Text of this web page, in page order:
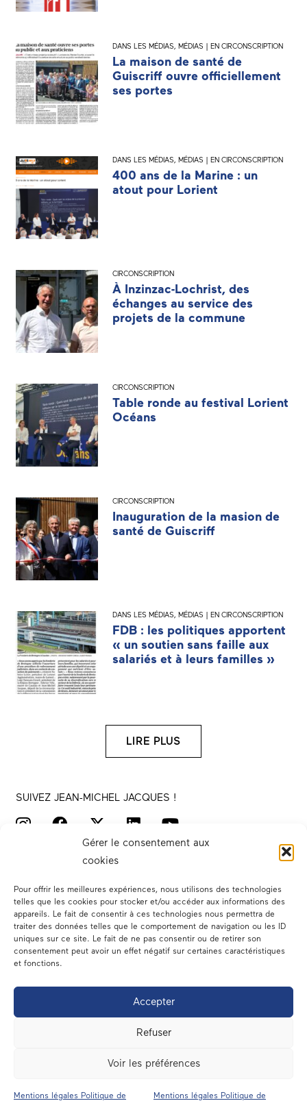
Gérer le consentement aux
cookies
Pour offrir les meilleures expériences, nous utilisons des technologies
telles que les cookies pour stocker et/ou accéder aux informations des
appareils. Le fait de consentir à ces technologies nous permettra de
traiter des données telles que le comportement de navigation ou les ID
uniques sur ce site. Le fait de ne pas consentir ou de retirer son
consentement peut avoir un effet négatif sur certaines caractéristiques
et fonctions.
Accepter
Refuser
Voir les préférences
Mentions légales Politique de Mentions légales Politique de
DANS LES MÉDIAS, MÉDIAS | EN CIRCONSCRIPTION
La maison de santé de
Guiscriff ouvre officiellement
ses portes
DANS LES MÉDIAS, MÉDIAS | EN CIRCONSCRIPTION
400 ans de la Marine : un
atout pour Lorient
CIRCONSCRIPTION
À Inzinzac-Lochrist, des
échanges au service des
projets de la commune
CIRCONSCRIPTION
Table ronde au festival Lorient
Océans
CIRCONSCRIPTION
Inauguration de la masion de
santé de Guiscriff
DANS LES MÉDIAS, MÉDIAS | EN CIRCONSCRIPTION
FDB : les politiques apportent
« un soutien sans faille aux
salariés et à leurs familles »
LIRE PLUS
SUIVEZ JEAN-MICHEL JACQUES !
Votre député
Dans les médias
En circonscription
A l’assemblée
Contact